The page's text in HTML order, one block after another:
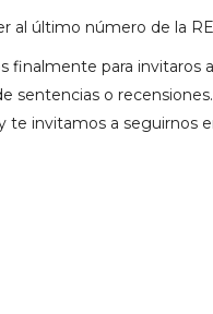
al último número de la
finalmente para invitaros
sentencias o
te invitamos a seguirnos